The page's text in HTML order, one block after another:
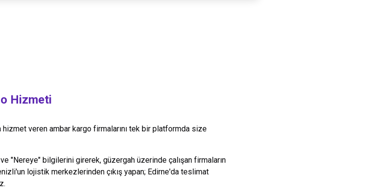
Hizmeti
hizmet veren ambar kargo firmalarını tek bir platformda size
"Nereye" bilgilerini girerek, güzergah üzerinde çalışan firmaların
'un lojistik merkezlerinden çıkış yapan; Edirne'da teslimat